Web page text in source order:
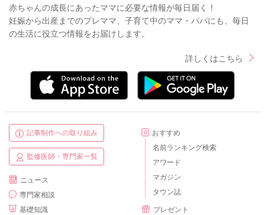
赤ちゃんの成長にあったママに必要な情報が毎日届く！
妊娠から出産までのプレママ、子育て中のママ・パパにも、毎日
の生活に役立つ情報をお届けします。
詳しくはこちら
記事制作への取り組み
監修医師・専門家一覧
ニュース
専門家相談
基礎知識
おすすめ
名前ランキング検索
アワード
マガジン
タウン誌
プレゼント